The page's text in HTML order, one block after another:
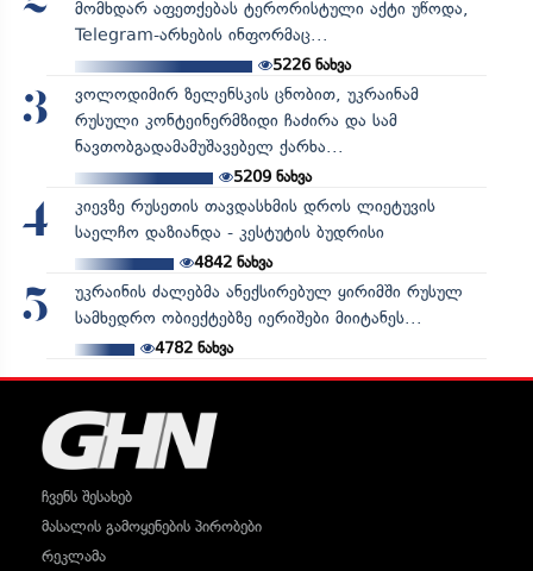
მომხდარ აფეთქებას ტერორისტული აქტი უწოდა,
Telegram-არხების ინფორმაც...
5226ნახვა
3
ვოლოდიმირ ზელენსკის ცნობით, უკრაინამ
რუსული კონტეინერმზიდი ჩაძირა და სამ
ნავთობგადამამუშავებელ ქარხა...
5209ნახვა
4
კიევზე რუსეთის თავდასხმის დროს ლიეტუვის
საელჩო დაზიანდა - კესტუტის ბუდრისი
4842ნახვა
5
უკრაინის ძალებმა ანექსირებულ ყირიმში რუსულ
სამხედრო ობიექტებზე იერიშები მიიტანეს...
4782ნახვა
ჩვენს შესახებ
მასალის გამოყენების პირობები
რეკლამა